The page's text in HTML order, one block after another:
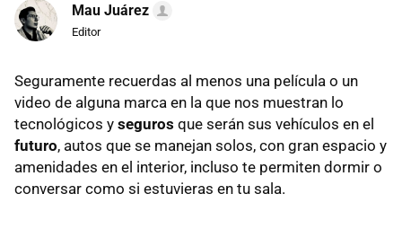
Mau Juárez
Editor
Seguramente recuerdas al menos una película o un
video de alguna marca en la que nos muestran lo
tecnológicos y seguros que serán sus vehículos en el
futuro, autos que se manejan solos, con gran espacio y
amenidades en el interior, incluso te permiten dormir o
conversar como si estuvieras en tu sala.